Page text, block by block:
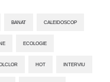
BANAT CALEIDOSCOP
ECOLOGIE
HOT INTERVIU